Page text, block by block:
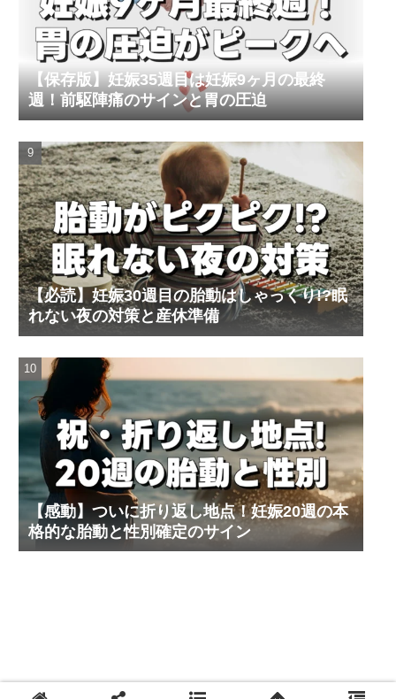
【保存版】妊娠35週目は妊娠9ヶ月の最終
週！前駆陣痛のサインと胃の圧迫
【必読】妊娠30週目の胎動はしゃっくり!?眠
れない夜の対策と産休準備
【感動】ついに折り返し地点！妊娠20週の本
格的な胎動と性別確定のサイン